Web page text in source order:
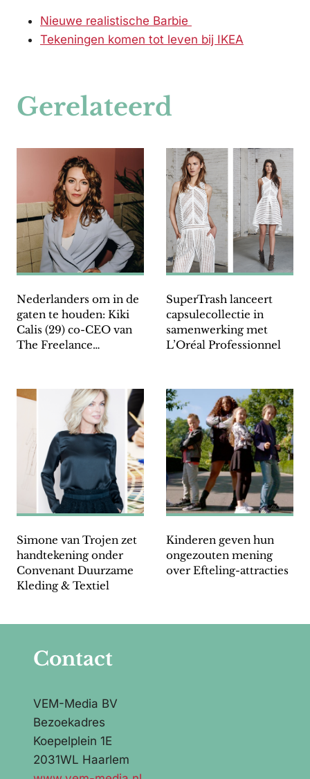
Nieuwe realistische Barbie
Tekeningen komen tot leven bij IKEA
Gerelateerd
Nederlanders om in de
gaten te houden: Kiki
Calis (29) co-CEO van
The Freelance
SuperTrash lanceert
capsulecollectie in
samenwerking met
L’Oréal Professionnel
Simone van Trojen zet
handtekening onder
Convenant Duurzame
Kleding & Textiel
Kinderen geven hun
ongezouten mening
over Efteling-attracties
Contact
VEM-Media BV
Bezoekadres
Koepelplein 1E
2031WL Haarlem